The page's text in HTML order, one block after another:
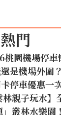
門
桃園機場停車
是機場外圍
停車優惠一
林親子玩水
」叢林水樂園